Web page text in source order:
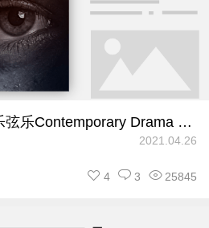
「弦乐」影视戏剧配乐弦乐Contemporary Drama Toolkit
2021.04.26
25845
3
4